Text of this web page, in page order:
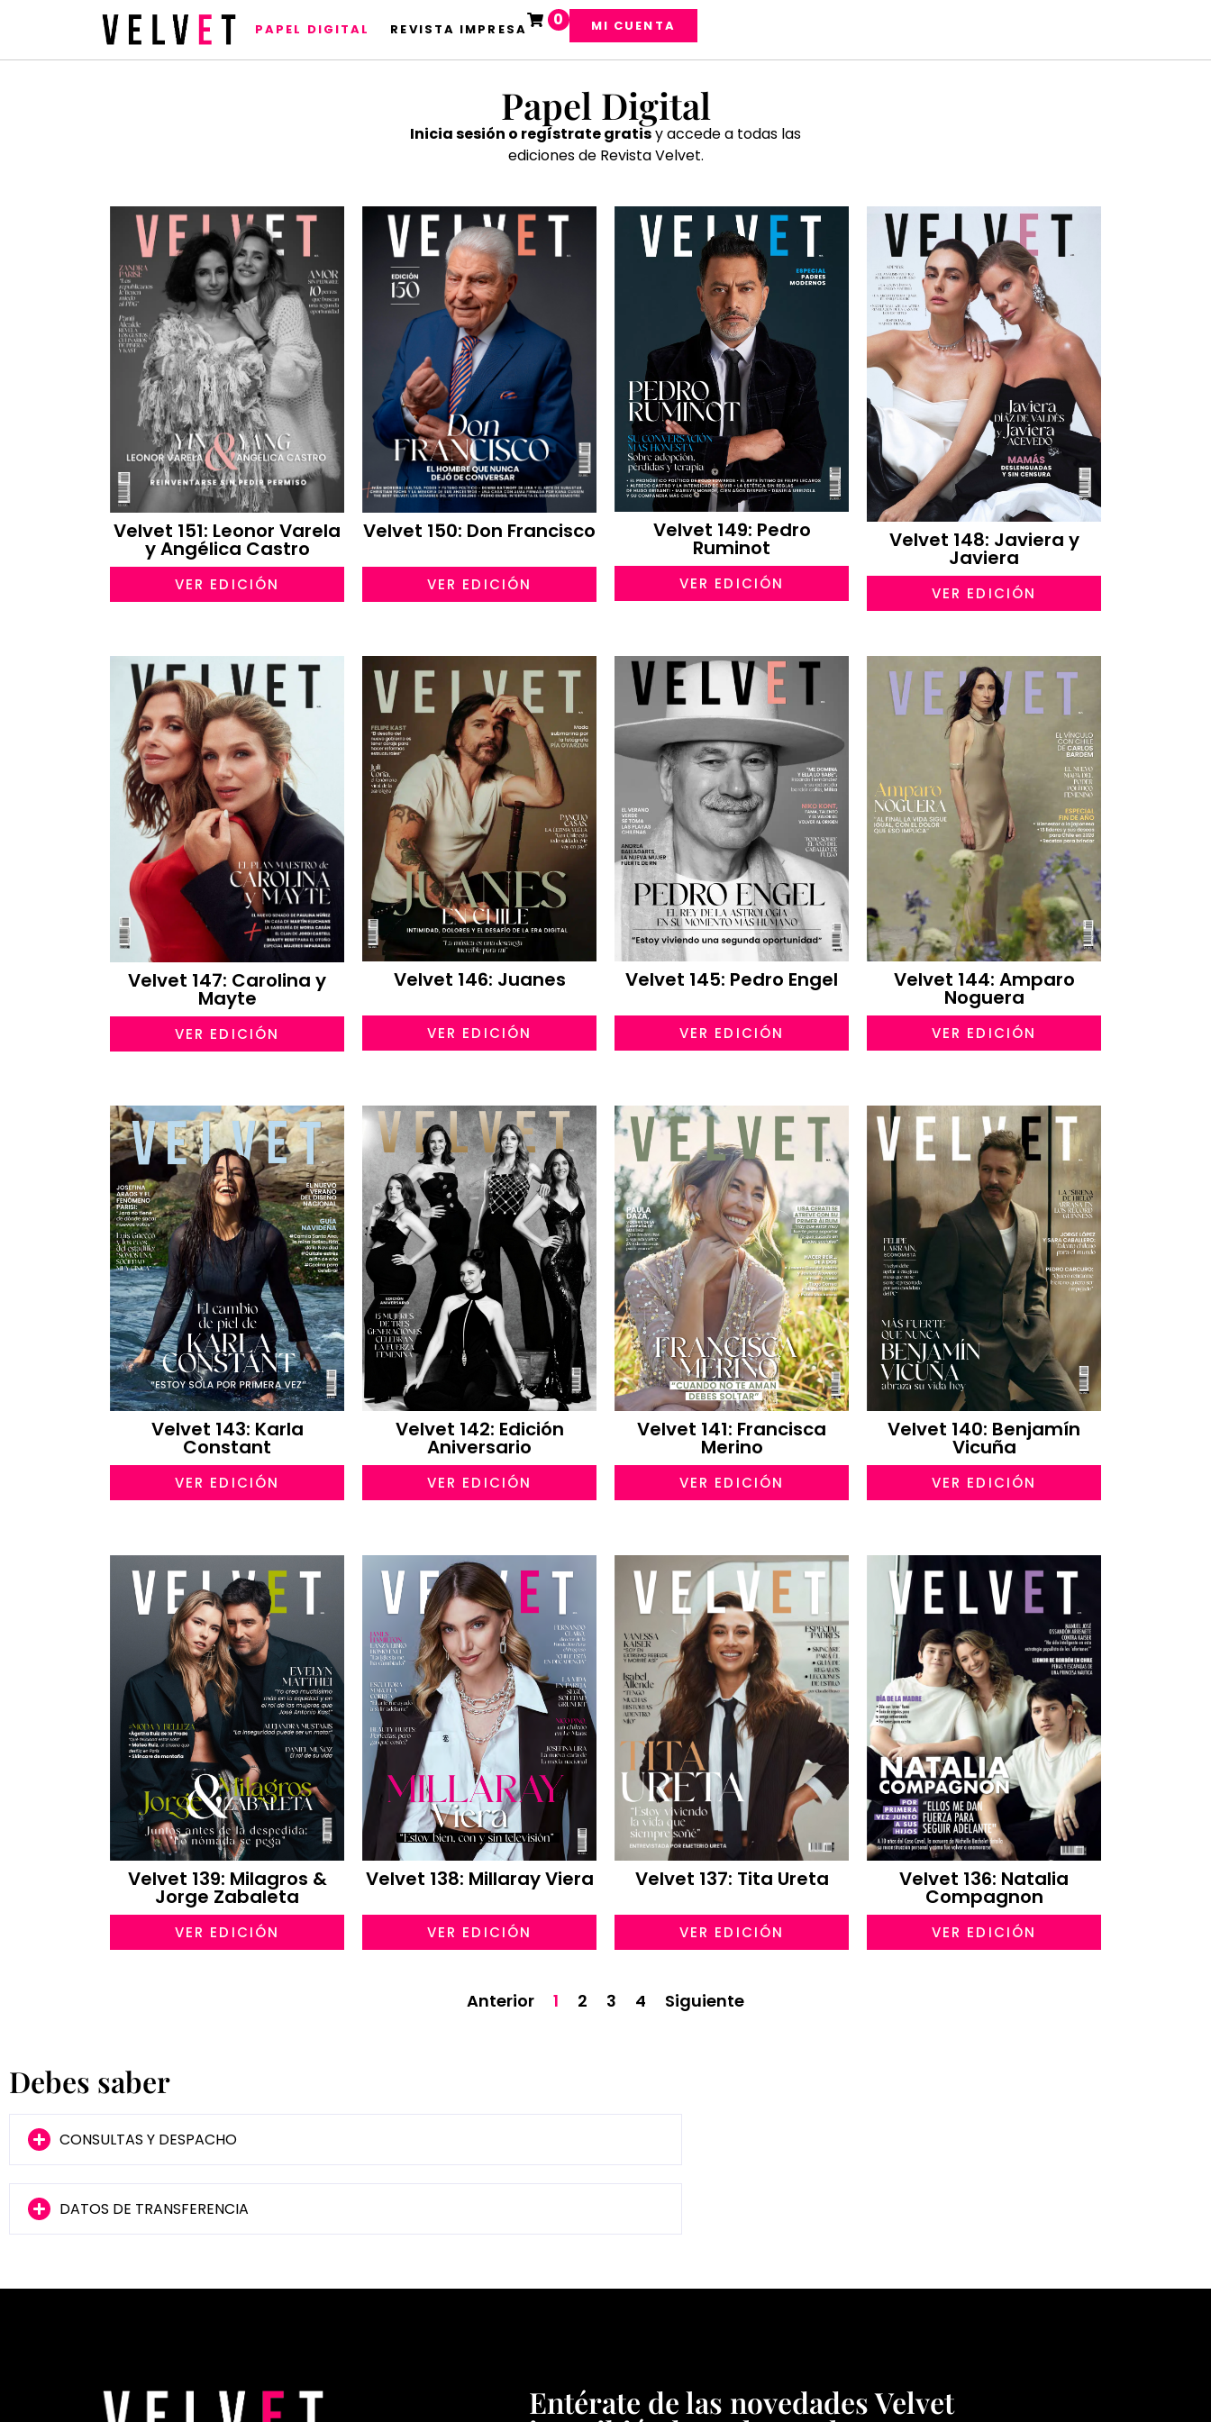
PAPEL DIGITAL REVISTA IMPRESA 0 MI CUENTA
Papel Digital
Inicia sesión o regístrate gratisy accede a todas las
ediciones de Revista Velvet.
Velvet 151: Leonor Varela
y Angélica Castro
VER EDICIÓN
Velvet 150: Don Francisco
VER EDICIÓN
Velvet 149: Pedro
Ruminot
VER EDICIÓN
Velvet 148: Javiera y
Javiera
VER EDICIÓN
Velvet 147: Carolina y
Mayte
VER EDICIÓN
Velvet 146: Juanes
VER EDICIÓN
Velvet 145: Pedro Engel
VER EDICIÓN
Velvet 144: Amparo
Noguera
VER EDICIÓN
Velvet 143: Karla
Constant
VER EDICIÓN
Velvet 142: Edición
Aniversario
VER EDICIÓN
Velvet 141: Francisca
Merino
VER EDICIÓN
Velvet 140: Benjamín
Vicuña
VER EDICIÓN
Velvet 139: Milagros &
Jorge Zabaleta
VER EDICIÓN
Velvet 138: Millaray Viera
VER EDICIÓN
Velvet 137: Tita Ureta
VER EDICIÓN
Velvet 136: Natalia
Compagnon
VER EDICIÓN
Anterior 1 2 3 4 Siguiente
Debes saber
CONSULTAS Y DESPACHO
DATOS DE TRANSFERENCIA
Entérate de las novedades Velvet